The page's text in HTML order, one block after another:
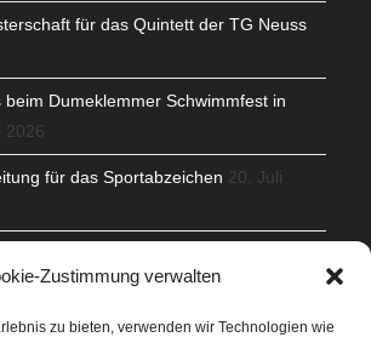
Zustimmung verwalten
zu bieten, verwenden wir Technologien wie
für das Quintett der TG Neuss
beim Dumeklemmer Schwimmfest in
2026
für das Sportabzeichen 20. Juli